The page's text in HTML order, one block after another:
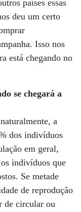
países essas
deu um certo
Isso nos
está chegando no
se chegará a
a
dos indivíduos
em geral,
indivíduos que
Se metade
de reprodução
de circular ou